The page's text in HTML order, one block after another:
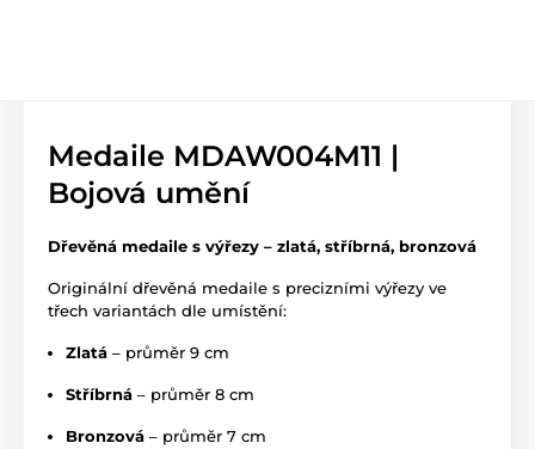
Medaile MDAW004M11 |
Bojová umění
Dřevěná medaile s výřezy – zlatá, stříbrná, bronzová
Originální dřevěná medaile s precizními výřezy ve
třech variantách dle umístění:
Zlatá – průměr 9 cm
Stříbrná – průměr 8 cm
Bronzová – průměr 7 cm